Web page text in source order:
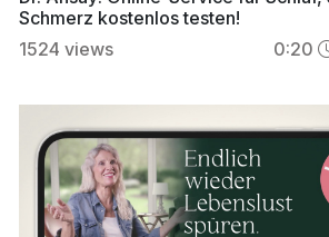
Schmerz kostenlos testen!
1524 views 0:20